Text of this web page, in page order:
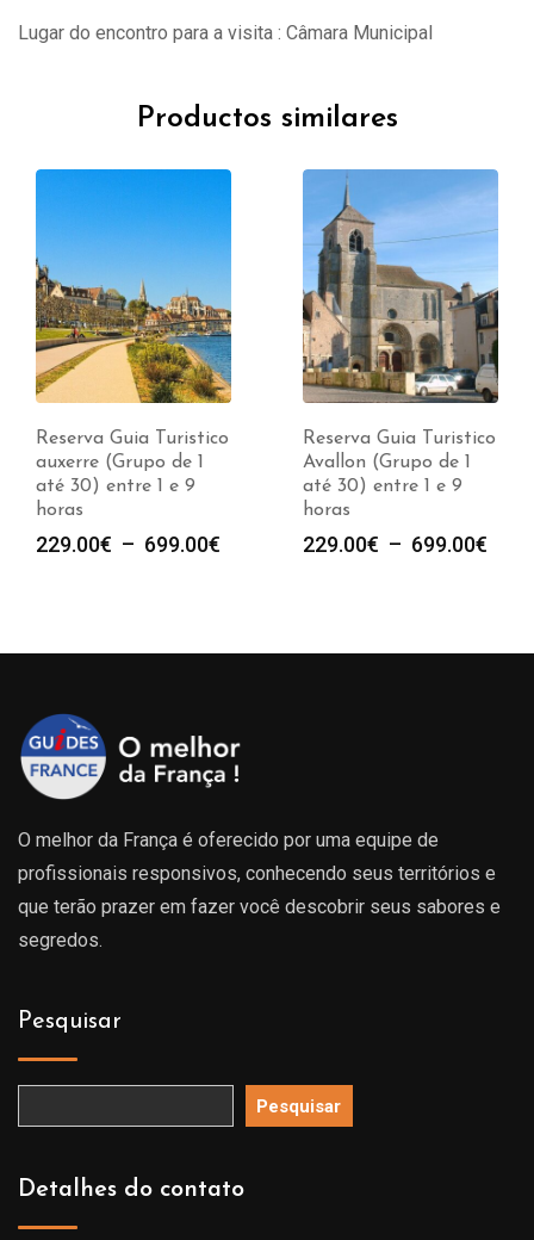
Lugar do encontro para a visita : Câmara Municipal
Productos similares
Reserva Guia Turistico
auxerre (Grupo de 1
até 30) entre 1 e 9
horas
229.00€ – 699.00€
à
Reserva Guia Turistico
Avallon (Grupo de 1
até 30) entre 1 e 9
horas
229.00€ – 699.00€
à
O melhor da França é oferecido por uma equipe de
profissionais responsivos, conhecendo seus territórios e
que terão prazer em fazer você descobrir seus sabores e
segredos.
Pesquisar
Pesquisar
Detalhes do contato